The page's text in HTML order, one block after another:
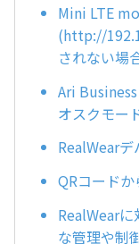
Mini LTE
(http://
されない場
Ari
オスクモー
RealWear
QRコード
RealWear
な管理や制